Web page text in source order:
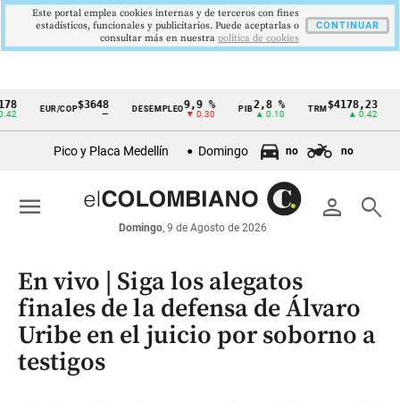
Cintillo
económicos
Colombia
EUR/COP$3648
—
DESEMPLEO9,9 %
▼ 0.30
PIB 2,8 %
▲ 0.10
TRM $4178,23
▲ 0.42
IPC
Pico y Placa Medellín Domingo no no
person search
Domingo, 9 de Agosto de 2026
menu
En vivo | Siga los alegatos
finales de la defensa de Álvaro
Uribe en el juicio por soborno a
testigos
Este portal emplea cookies internas y de terceros con fines
estadísticos, funcionales y publicitarios. Puede aceptarlas o
consultar más en nuestra politica de cookies
CONTINUAR